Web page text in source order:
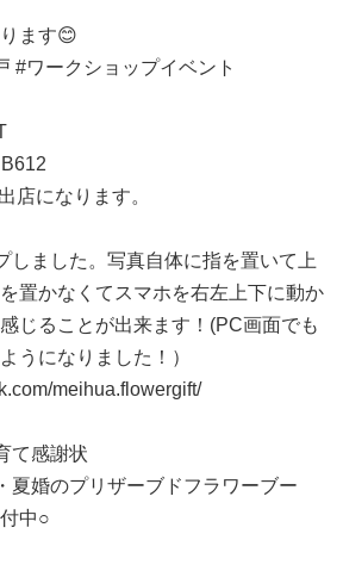
ます😊
#ワークショップイベント
店になります。
しました。写真自体に指を置いて上
置かなくてスマホを右左上下に動か
じることが出来ます！(PC画面でも
うになりました！）
meihua.flowergift/
て感謝状
夏婚のプリザーブドフラワーブー
中○